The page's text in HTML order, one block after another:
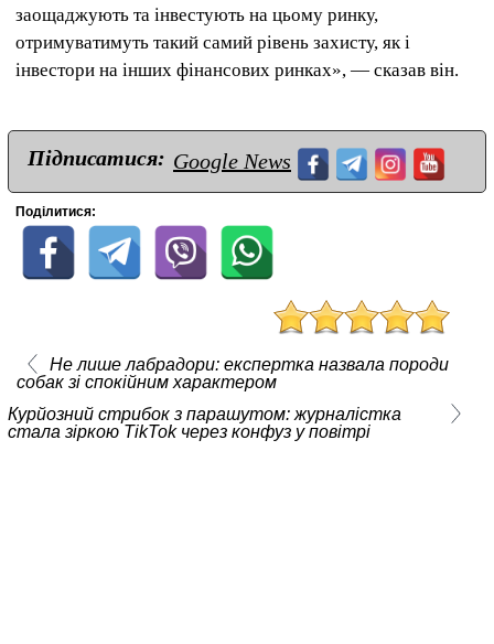
заощаджують та інвестують на цьому ринку,
отримуватимуть такий самий рівень захисту, як і
інвестори на інших фінансових ринках», — сказав він.
Підписатися: Google News
Поділитися:
Не лише лабрадори: експертка назвала породи
собак зі спокійним характером
Курйозний стрибок з парашутом: журналістка
стала зіркою TikTok через конфуз у повітрі